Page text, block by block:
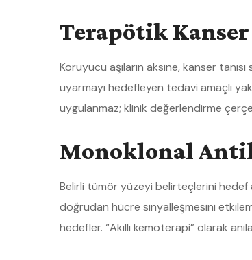
Terapötik Kanser
Koruyucu aşıların aksine, kanser
uyarmayı hedefleyen tedavi amaçlı
uygulanmaz; klinik değerlendirme
Monoklonal
Belirli tümör yüzeyi belirteçlerini hedef
doğrudan hücre sinyalleşmesini
hedefler. “Akıllı kemoterapi” olarak